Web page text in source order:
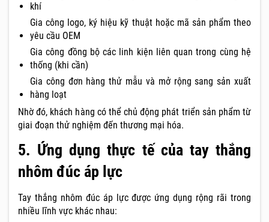
khí
Gia công logo, ký hiệu kỹ thuật hoặc mã sản phẩm theo
yêu cầu OEM
Gia công đồng bộ các linh kiện liên quan trong cùng hệ
thống (khi cần)
Gia công đơn hàng thử mẫu và mở rộng sang sản xuất
hàng loạt
Nhờ đó, khách hàng có thể chủ động phát triển sản phẩm từ
giai đoạn thử nghiệm đến thương mại hóa.
5. Ứng dụng thực tế của tay thắng
nhôm đúc áp lực
Tay thắng nhôm đúc áp lực được ứng dụng rộng rãi trong
nhiều lĩnh vực khác nhau: